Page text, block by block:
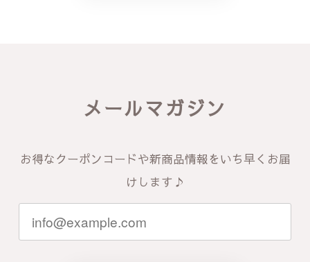
メールマガジン
お得なクーポンコードや新商品情報をいち早くお届
けします♪